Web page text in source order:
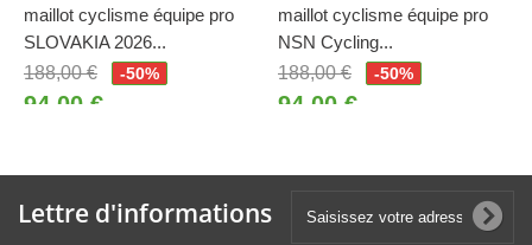
maillot cyclisme équipe pro
SLOVAKIA 2026...
188,00 €
-50%
94,00 €
maillot cyclisme équipe pro
NSN Cycling...
188,00 €
-50%
94,00 €
Lettre d'informations